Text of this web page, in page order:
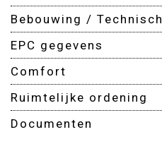
Bebouwing / Technisch
EPC gegevens
Comfort
Ruimtelijke ordening
Documenten